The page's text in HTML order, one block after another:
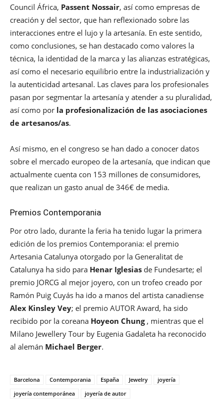
Council África, Passent Nossair, así como empresas de
creación y del sector, que han reflexionado sobre las
interacciones entre el lujo y la artesanía. En este sentido,
como conclusiones, se han destacado como valores la
técnica, la identidad de la marca y las alianzas estratégicas,
así como el necesario equilibrio entre la industrialización y
la autenticidad artesanal. Las claves para los profesionales
pasan por segmentar la artesanía y atender a su pluralidad,
así como por la profesionalización de las asociaciones
de artesanos/as.
Así mismo, en el congreso se han dado a conocer datos
sobre el mercado europeo de la artesanía, que indican que
actualmente cuenta con 153 millones de consumidores,
que realizan un gasto anual de 346€ de media.
Premios Contemporania
Por otro lado, durante la feria ha tenido lugar la primera
edición de los premios Contemporania: el premio
Artesania Catalunya otorgado por la Generalitat de
Catalunya ha sido para Henar Iglesias de Fundesarte; el
premio JORCG al mejor joyero, con un trofeo creado por
Ramón Puig Cuyás ha ido a manos del artista canadiense
Alex Kinsley Vey; el premio AUTOR Award, ha sido
recibido por la coreana Hoyeon Chung, mientras que el
Milano Jewellery Tour by Eugenia Gadaleta ha reconocido
al alemán Michael Berger.
Barcelona Contemporania España Jewelry
joyería
joyería contemporánea
joyería de autor